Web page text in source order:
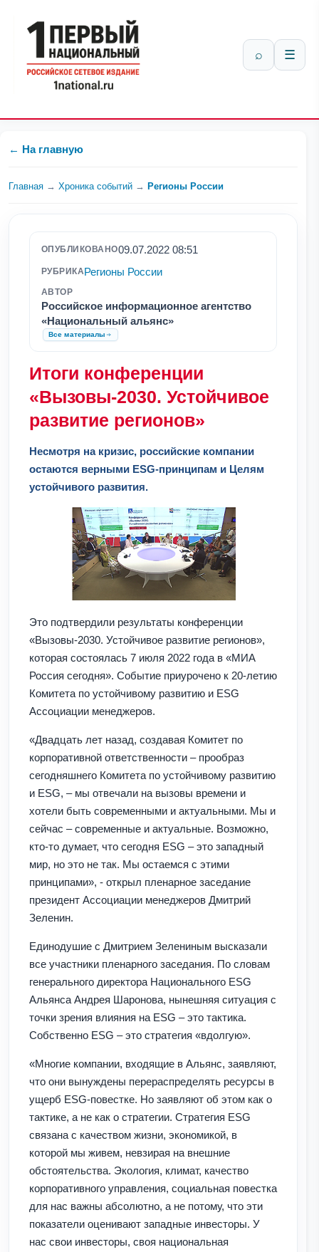
⌕ ☰
← На главную
Главная → Хроника событий → Регионы России
ОПУБЛИКОВАНО09.07.2022 08:51
РУБРИКАРегионы России
АВТОР
Российское информационное агентство
«Национальный альянс»
Все материалы
Итоги конференции
«Вызовы-2030. Устойчивое
развитие регионов»
Несмотря на кризис, российские компании
остаются верными ESG-принципам и Целям
устойчивого развития.
Это подтвердили результаты конференции
«Вызовы-2030. Устойчивое развитие регионов»,
которая состоялась 7 июля 2022 года в «МИА
Россия сегодня». Событие приурочено к 20-летию
Комитета по устойчивому развитию и ESG
Ассоциации менеджеров.
«Двадцать лет назад, создавая Комитет по
корпоративной ответственности – прообраз
сегодняшнего Комитета по устойчивому развитию
и ESG, – мы отвечали на вызовы времени и
хотели быть современными и актуальными. Мы и
сейчас – современные и актуальные. Возможно,
кто-то думает, что сегодня ESG – это западный
мир, но это не так. Мы остаемся с этими
принципами», - открыл пленарное заседание
президент Ассоциации менеджеров Дмитрий
Зеленин.
Единодушие с Дмитрием Зелениным высказали
все участники пленарного заседания. По словам
генерального директора Национального ESG
Альянса Андрея Шаронова, нынешняя ситуация с
точки зрения влияния на ESG – это тактика.
Собственно ESG – это стратегия «вдолгую».
«Многие компании, входящие в Альянс, заявляют,
что они вынуждены перераспределять ресурсы в
ущерб ESG-повестке. Но заявляют об этом как о
тактике, а не как о стратегии. Стратегия ESG
связана с качеством жизни, экономикой, в
которой мы живем, невзирая на внешние
обстоятельства. Экология, климат, качество
корпоративного управления, социальная повестка
для нас важны абсолютно, а не потому, что эти
показатели оценивают западные инвесторы. У
нас свои инвесторы, своя национальная